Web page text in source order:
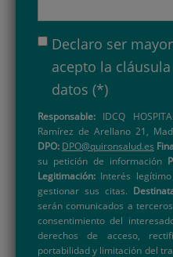
Declaro ser
acepto la
datos (*)
Responsable:IDCQ
Ramírez de Arellano 21,
DPO: DPO@quironsalud.es
su petición de información
Legitimación:Interés
gestionar sus citas.
serán comunicados a
consentimiento del
derechos de acceso,
portabilidad y limitación del